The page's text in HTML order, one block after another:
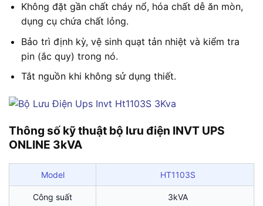
Không đặt gần chất cháy nổ, hóa chất dễ ăn mòn,
dụng cụ chứa chất lỏng.
Bảo trì định kỳ, vệ sinh quạt tản nhiệt và kiểm tra
pin (ắc quy) trong nó.
Tắt nguồn khi không sử dụng thiết.
Thông số kỹ thuật bộ lưu điện INVT UPS
ONLINE 3kVA
Model HT1103S
Công suất 3kVA